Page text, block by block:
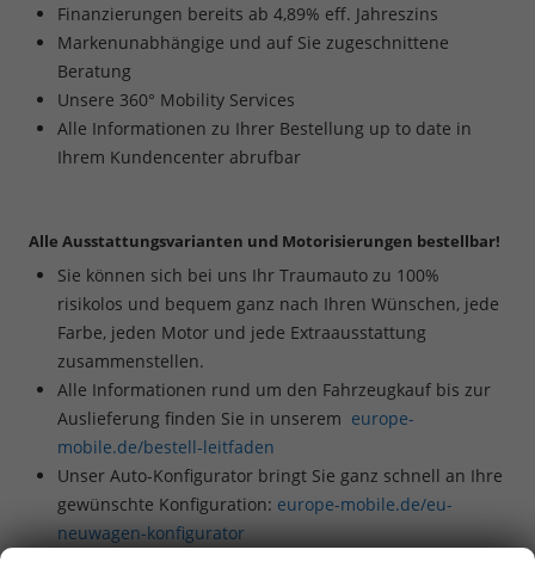
Finanzierungen bereits ab 4,89% eff. Jahreszins
Markenunabhängige und auf Sie zugeschnittene
Beratung
Unsere 360° Mobility Services
Alle Informationen zu Ihrer Bestellung up to date in
Ihrem Kundencenter abrufbar
Alle Ausstattungsvarianten und Motorisierungen bestellbar!
Sie können sich bei uns Ihr Traumauto zu 100%
risikolos und bequem ganz nach Ihren Wünschen, jede
Farbe, jeden Motor und jede Extraausstattung
zusammenstellen.
Alle Informationen rund um den Fahrzeugkauf bis zur
Auslieferung finden Sie in unserem europe-
mobile.de/bestell-leitfaden
Unser Auto-Konfigurator bringt Sie ganz schnell an Ihre
gewünschte Konfiguration: europe-mobile.de/eu-
neuwagen-konfigurator